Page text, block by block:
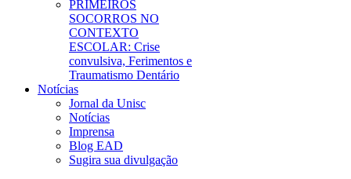
PRIMEIROS
SOCORROS NO
CONTEXTO
ESCOLAR: Crise
convulsiva, Ferimentos e
Traumatismo Dentário
Notícias
Jornal da Unisc
Notícias
Imprensa
Blog EAD
Sugira sua divulgação